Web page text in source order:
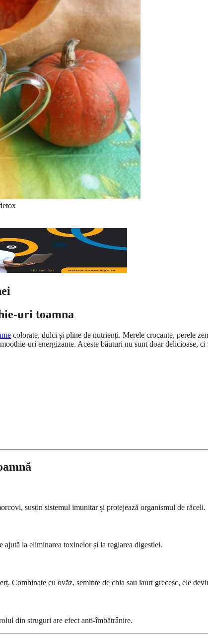
uri toamna
colorate, dulci și pline de nutrienți. Merele crocante, perele
uri energizante. Aceste băuturi nu sunt doar delicioase, ci
susțin sistemul imunitar și protejează organismul de răceli.
ajută la eliminarea toxinelor și la reglarea digestiei.
Combinate cu ovăz, semințe de chia sau iaurt grecesc, ele
din struguri are efect anti-îmbătrânire.